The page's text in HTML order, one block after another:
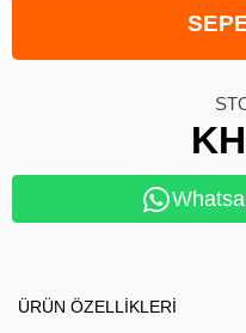
ÜRÜN ÖZELLIKLERI